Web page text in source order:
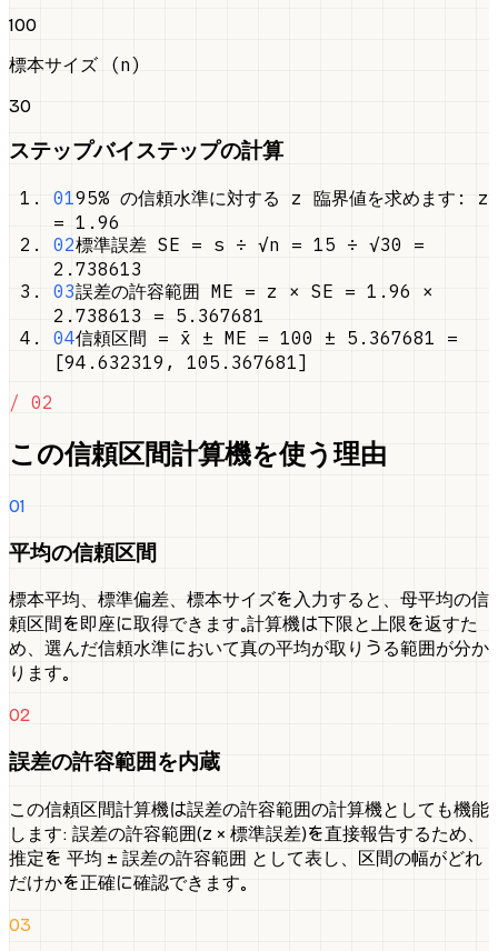
100
標本サイズ (n)
30
ステップバイステップの計算
0195% の信頼水準に対する z 臨界値を求めます: z
= 1.96
02標準誤差 SE = s ÷ √n = 15 ÷ √30 =
2.738613
03誤差の許容範囲 ME = z × SE = 1.96 ×
2.738613 = 5.367681
04信頼区間 = x̄ ± ME = 100 ± 5.367681 =
[94.632319, 105.367681]
/ 02
この信頼区間計算機を使う理由
01
平均の信頼区間
標本平均、標準偏差、標本サイズを入力すると、母平均の信
頼区間を即座に取得できます。計算機は下限と上限を返すた
め、選んだ信頼水準において真の平均が取りうる範囲が分か
ります。
02
誤差の許容範囲を内蔵
この信頼区間計算機は誤差の許容範囲の計算機としても機能
します: 誤差の許容範囲（z × 標準誤差）を直接報告するため、
推定を 平均 ± 誤差の許容範囲 として表し、区間の幅がどれ
だけかを正確に確認できます。
03